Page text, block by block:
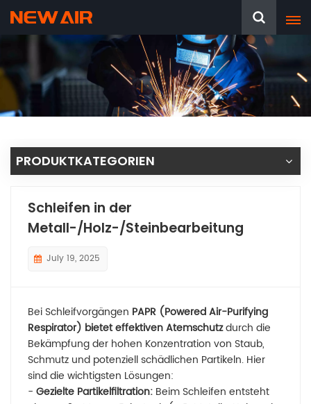
PRODUKTKATEGORIEN
Schleifen in der
Metall-/Holz-/Steinbearbeitung
July 19, 2025
Bei Schleifvorgängen PAPR (Powered Air-Purifying
Respirator) bietet effektiven Atemschutzdurch die
Bekämpfung der hohen Konzentration von Staub,
Schmutz und potenziell schädlichen Partikeln. Hier
sind die wichtigsten Lösungen:
- Gezielte Partikelfiltration: Beim Schleifen entsteht